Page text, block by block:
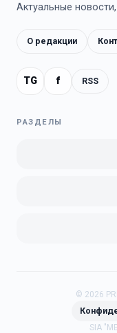
Актуальные
О редакции
TG f RSS
РАЗДЕЛЫ
© 2026
SIA